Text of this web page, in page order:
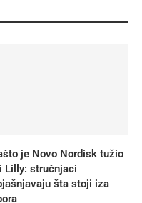
je Novo Nordisk tužio
Lilly: stručnjaci
šta stoji iza